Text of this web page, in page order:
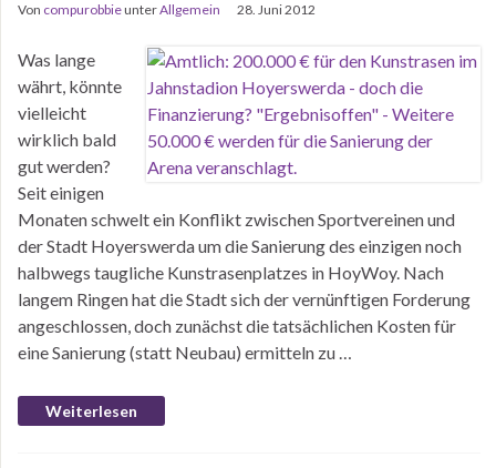
Von compurobbieunterAllgemein 28. Juni 2012
Was lange
währt, könnte
vielleicht
wirklich bald
gut werden?
Seit einigen
Monaten schwelt ein Konflikt zwischen Sportvereinen und
der Stadt Hoyerswerda um die Sanierung des einzigen noch
halbwegs taugliche Kunstrasenplatzes in HoyWoy. Nach
langem Ringen hat die Stadt sich der vernünftigen Forderung
angeschlossen, doch zunächst die tatsächlichen Kosten für
eine Sanierung (statt Neubau) ermitteln zu …
Weiterlesen